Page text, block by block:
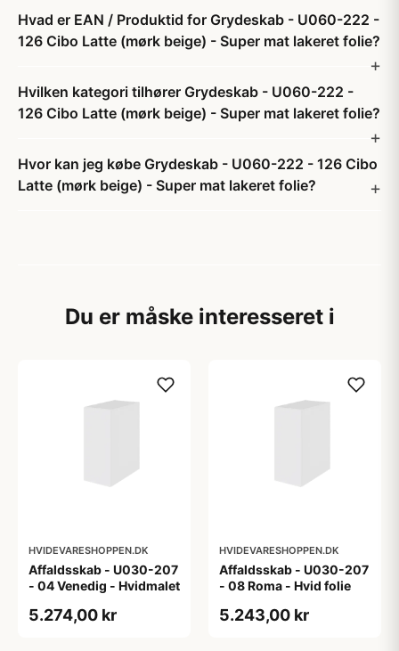
Hvad er EAN / Produktid for Grydeskab - U060-222 -
126 Cibo Latte (mørk beige) - Super mat lakeret folie?
Hvilken kategori tilhører Grydeskab - U060-222 -
126 Cibo Latte (mørk beige) - Super mat lakeret folie?
Hvor kan jeg købe Grydeskab - U060-222 - 126 Cibo
Latte (mørk beige) - Super mat lakeret folie?
Du er måske interesseret i
HVIDEVARESHOPPEN.DK
Affaldsskab - U030-207
- 04 Venedig - Hvidmalet
5.274,00 kr
HVIDEVARESHOPPEN.DK
Affaldsskab - U030-207
- 08 Roma - Hvid folie
5.243,00 kr